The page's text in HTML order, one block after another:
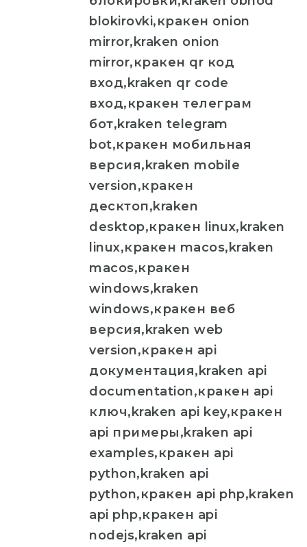
blokirovki,кракен onion
mirror,kraken onion
mirror,кракен qr код
вход,kraken qr code
вход,кракен телеграм
бот,kraken telegram
bot,кракен мобильная
версия,kraken mobile
version,кракен
десктоп,kraken
desktop,кракен linux,kraken
linux,кракен macos,kraken
macos,кракен
windows,kraken
windows,кракен веб
версия,kraken web
version,кракен api
документация,kraken api
documentation,кракен api
ключ,kraken api key,кракен
api примеры,kraken api
examples,кракен api
python,kraken api
python,кракен api php,kraken
api php,кракен api
nodejs,kraken api